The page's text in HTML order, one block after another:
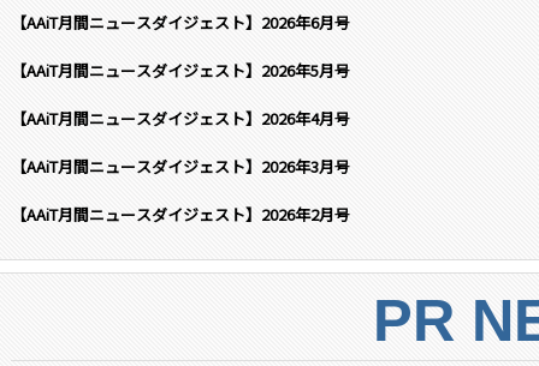
【AAiT月間ニュースダイジェスト】2026年6月号
【AAiT月間ニュースダイジェスト】2026年5月号
【AAiT月間ニュースダイジェスト】2026年4月号
【AAiT月間ニュースダイジェスト】2026年3月号
【AAiT月間ニュースダイジェスト】2026年2月号
PR